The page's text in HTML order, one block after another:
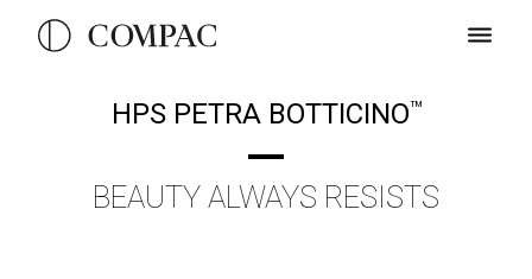
HPS PETRA BOTTICINOTM
BEAUTY ALWAYS RESISTS